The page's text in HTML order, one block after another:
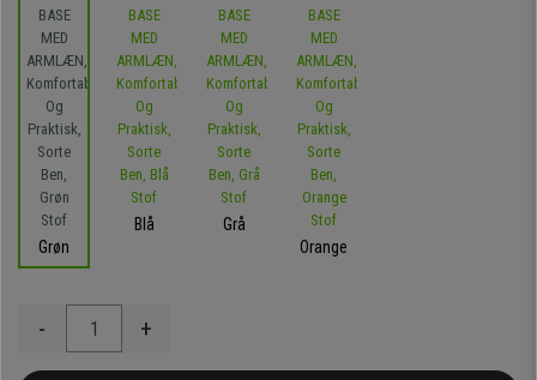
Grøn
Blå
Grå
Orange
- +